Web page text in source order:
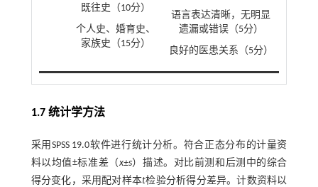
既往史（10分）
个人史、婚育史、
家族史（15分）
语言表达清晰，无明显
遗漏或错误（5分）
良好的医患关系（5分）
1.7 统计学方法
采用SPSS 19.0软件进行统计分析。符合正态分布的计量资
料以均值±标准差（x±s）描述。对比前测和后测中的综合
得分变化，采用配对样本t检验分析得分差异。计数资料以